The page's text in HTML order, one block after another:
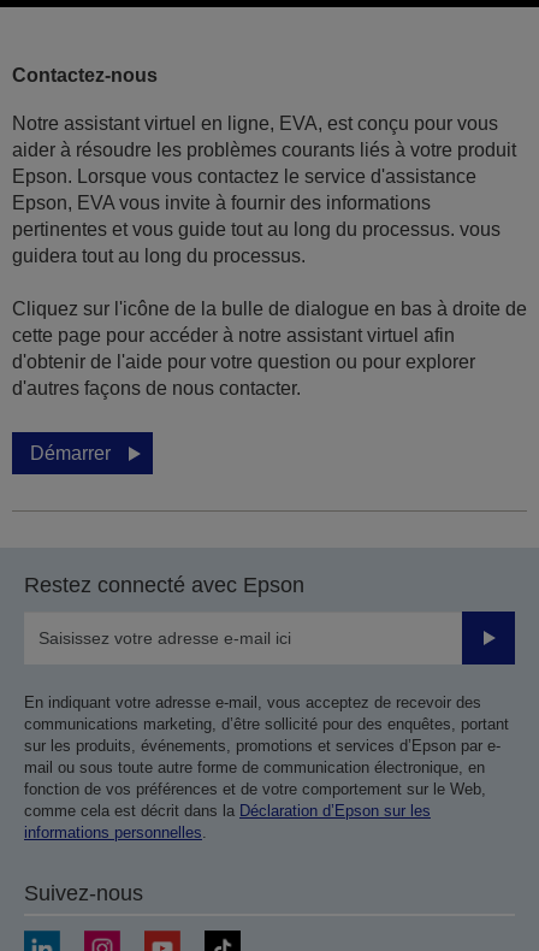
Contactez-nous
Notre assistant virtuel en ligne, EVA, est conçu pour vous
aider à résoudre les problèmes courants liés à votre produit
Epson. Lorsque vous contactez le service d'assistance
Epson, EVA vous invite à fournir des informations
pertinentes et vous guide tout au long du processus. vous
guidera tout au long du processus.
Cliquez sur l'icône de la bulle de dialogue en bas à droite de
cette page pour accéder à notre assistant virtuel afin
d'obtenir de l'aide pour votre question ou pour explorer
d'autres façons de nous contacter.
Démarrer
Restez connecté avec Epson
Valider
En indiquant votre adresse e-mail, vous acceptez de recevoir des
communications marketing, d’être sollicité pour des enquêtes, portant
sur les produits, événements, promotions et services d’Epson par e-
mail ou sous toute autre forme de communication électronique, en
fonction de vos préférences et de votre comportement sur le Web,
comme cela est décrit dans la Déclaration d’Epson sur les
informations personnelles.
Suivez-nous